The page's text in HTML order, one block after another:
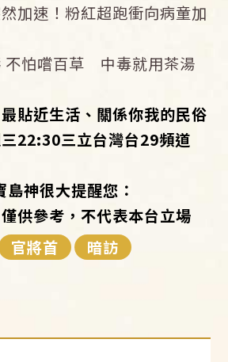
加速！粉紅超跑衝向病童加
不怕嚐百草 中毒就用茶湯
貼近生活、關係你我的民俗
22:30三立台灣台29頻道
島神很大提醒您：
供參考，不代表本台立場
官將首
暗訪